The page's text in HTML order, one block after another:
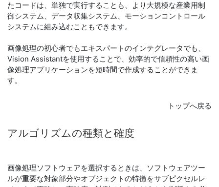
たコードは、単独で実行することも、より大規模な産業用制
御システム、データ収集システム、モーションコントロール
システムに組み込むこともできます。
画像処理の初心者でもエキスパートのインテグレータでも、
Vision Assistantを使用することで、効率的で信頼性の高い画
像処理アプリケーションを短時間で作成することができま
す。
トップへ戻る
アルゴリズムの種類と 確度
画像処理ソフトウェアを選択するときは、ソフトウェアツー
ルが重要な対象部分やオブジェクトの特徴をサブピクセルレ